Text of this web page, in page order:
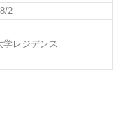
2
レジデンス